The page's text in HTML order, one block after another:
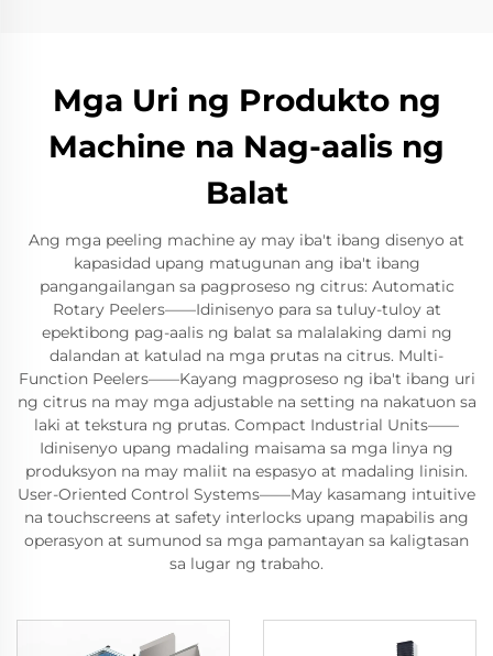
Mga Uri ng Produkto ng
Machine na Nag-aalis ng
Balat
Ang mga peeling machine ay may iba't ibang disenyo at
kapasidad upang matugunan ang iba't ibang
pangangailangan sa pagproseso ng citrus: Automatic
Rotary Peelers——Idinisenyo para sa tuluy-tuloy at
epektibong pag-aalis ng balat sa malalaking dami ng
dalandan at katulad na mga prutas na citrus. Multi-
Function Peelers——Kayang magproseso ng iba't ibang uri
ng citrus na may mga adjustable na setting na nakatuon sa
laki at tekstura ng prutas. Compact Industrial Units——
Idinisenyo upang madaling maisama sa mga linya ng
produksyon na may maliit na espasyo at madaling linisin.
User-Oriented Control Systems——May kasamang intuitive
na touchscreens at safety interlocks upang mapabilis ang
operasyon at sumunod sa mga pamantayan sa kaligtasan
sa lugar ng trabaho.